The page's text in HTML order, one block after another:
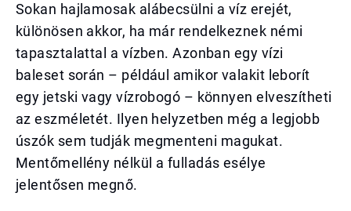
Sokan hajlamosak alábecsülni a víz erejét,
különösen akkor, ha már rendelkeznek némi
tapasztalattal a vízben. Azonban egy vízi
baleset során – például amikor valakit leborít
egy jetski vagy vízrobogó – könnyen elveszítheti
az eszméletét. Ilyen helyzetben még a legjobb
úszók sem tudják megmenteni magukat.
Mentőmellény nélkül a fulladás esélye
jelentősen megnő.